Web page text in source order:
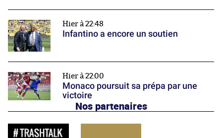
Hier à 22:48
Infantino a encore un soutien
Hier à 22:00
Monaco poursuit sa prépa par une
victoire
Nos partenaires